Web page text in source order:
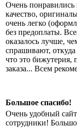
Очень
качество,
очень легко
без предоплаты.
оказалось лучше,
спрашивают,
что это бижутерия,
заказа... Всем
Большое спасибо!
Очень удобный
сотрудники!